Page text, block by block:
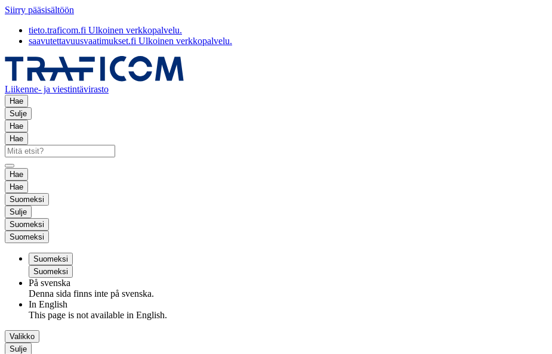
Siirry pääsisältöön
tieto.traficom.fi Ulkoinen verkkopalvelu.
saavutettavuusvaatimukset.fi Ulkoinen verkkopalvelu.
Liikenne- ja viestintävirasto
Hae
Sulje
Hae
Hae
Hae
Hae
Suomeksi
Sulje
Suomeksi
Suomeksi
Suomeksi
Suomeksi
På svenska
Denna sida finns inte på svenska.
In English
This page is not available in English.
Valikko
Sulje